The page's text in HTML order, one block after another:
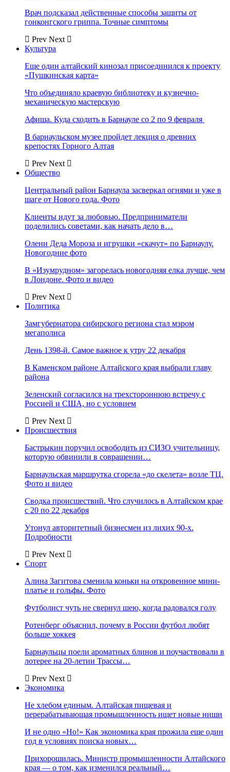
Врач подсказал действенные способы защиты от
гонконгского гриппа. Точные симптомы
Prev Next
Культура
Еще один алтайский кинозал присоединился к проекту
«Пушкинская карта»
Что объединяло краевую библиотеку и кузнечно-
механическую мастерскую
Афиша. Куда сходить в Барнауле со 2 по 9 февраля
В барнаульском музее пройдет лекция о древних
крепостях Горного Алтая
Prev Next
Общество
Центральный район Барнаула засверкал огнями и уже в
шаге от Нового года. Фото
Клиенты идут за любовью. Предприниматели
поделились советами, как начать дело в…
Олени Деда Мороза и игрушки «скачут» по Барнаулу.
Новогодние фото
В «Изумрудном» загорелась новогодняя елка лучше, чем
в Лондоне. Фото и видео
Prev Next
Политика
Замгубернатора сибирского региона стал мэром
мегаполиса
День 1398-й. Самое важное к утру 22 декабря
В Каменском районе Алтайского края выбрали главу
района
Зеленский согласился на трехстороннюю встречу с
Россией и США, но с условием
Prev Next
Происшествия
Бастрыкин поручил освободить из СИЗО учительницу,
которую обвинили в совращении…
Барнаульская маршрутка сгорела «до скелета» возле ТЦ.
Фото и видео
Сводка происшествий. Что случилось в Алтайском крае
с 20 по 22 декабря
Утонул авторитетный бизнесмен из лихих 90-х.
Подробности
Prev Next
Спорт
Алина Загитова сменила коньки на откровенное мини-
платье и гольфы. Фото
Футболист чуть не свернул шею, когда радовался голу
Ротенберг объяснил, почему в России футбол любят
больше хоккея
Барнаульцы поели ароматных блинов и поучаствовали в
лотерее на 20-летии Трассы…
Prev Next
Экономика
Не хлебом единым. Алтайская пищевая и
перерабатывающая промышленность ищет новые ниши
И не одно «Но!» Как экономика края прожила еще один
год в условиях поиска новых…
Прихорошилась. Министр промышленности Алтайского
края — о том, как изменился реальный…